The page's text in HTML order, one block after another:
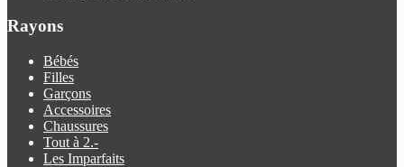
Rayons
Bébés
Filles
Garçons
Accessoires
Chaussures
Tout à 2.-
Les Imparfaits